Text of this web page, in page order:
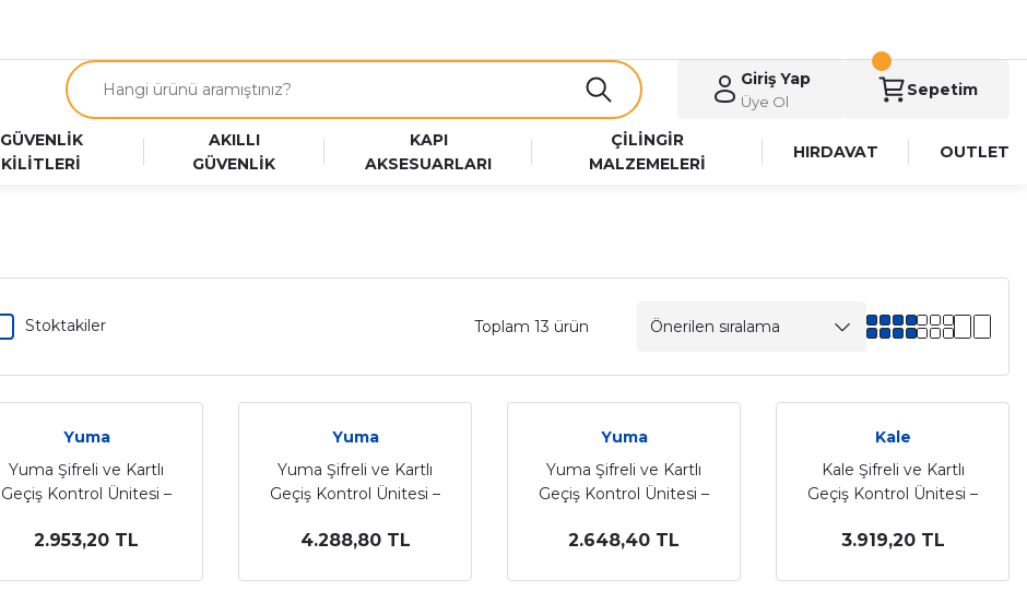
Giriş Yap
Üye Ol
Sepetim
GÜVENLİK
KİLİTLERİ
AKILLI
GÜVENLİK
KAPI
AKSESUARLARI
ÇİLİNGİR
MALZEMELERİ
HIRDAVAT OUTLET
Stoktakiler Toplam 13 ürün
Yuma
Yuma Şifreli ve Kartlı
Geçiş Kontrol Ünitesi –
2.953,20 TL
Yuma
Yuma Şifreli ve Kartlı
Geçiş Kontrol Ünitesi –
4.288,80 TL
Yuma
Yuma Şifreli ve Kartlı
Geçiş Kontrol Ünitesi –
2.648,40 TL
Kale
Kale Şifreli ve Kartlı
Geçiş Kontrol Ünitesi –
3.919,20 TL